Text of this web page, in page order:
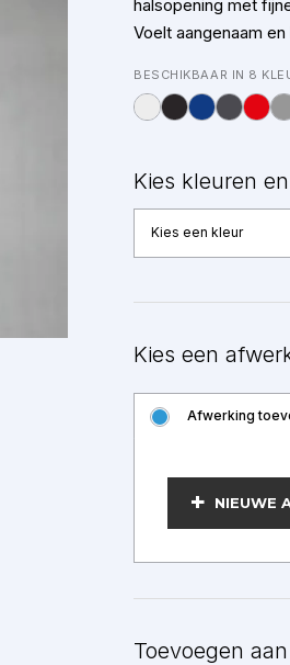
halsopening met
Voelt aangenaam
BESCHIKBAAR IN 8
Kies kleuren
Kies een kleur
Kies een
Afwerking
NIEUWE
BEWERKEN
Toevoegen